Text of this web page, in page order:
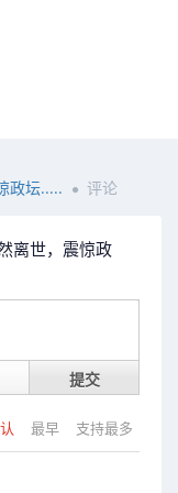
政坛.....
评论
离世，震惊政
提交
最早 支持最多